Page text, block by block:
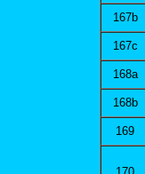
167b
167c
168a
168b
169